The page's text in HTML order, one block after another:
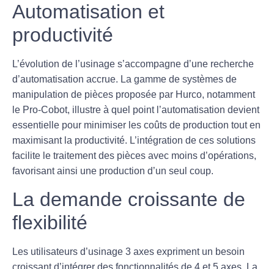
Automatisation et
productivité
L’évolution de l’usinage s’accompagne d’une recherche
d’automatisation accrue. La gamme de systèmes de
manipulation de pièces proposée par Hurco, notamment
le Pro-Cobot, illustre à quel point l’automatisation devient
essentielle pour minimiser les coûts de production tout en
maximisant la productivité. L’intégration de ces solutions
facilite le traitement des pièces avec moins d’opérations,
favorisant ainsi une production d’un seul coup.
La demande croissante de
flexibilité
Les utilisateurs d’usinage 3 axes expriment un besoin
croissant d’intégrer des fonctionnalités de 4 et 5 axes. La